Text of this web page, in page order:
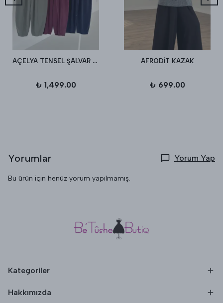
AÇELYA TENSEL ŞALVAR PANTALON
₺ 1,499.00
AFRODİT KAZAK
₺ 699.00
Yorumlar Yorum Yap
Bu ürün için henüz yorum yapılmamış.
Kategoriler
Hakkımızda